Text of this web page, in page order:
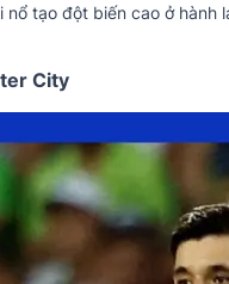
tạo đột biến cao ở
City